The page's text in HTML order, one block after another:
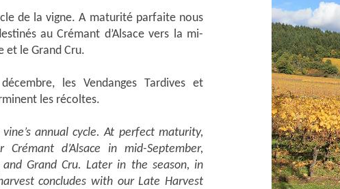
de la vigne. A maturité parfaite nous
au Crémant d’Alsace vers la mi-
et le Grand Cru.
les Vendanges Tardives et
les récoltes.
annual cycle. At perfect maturity,
d’Alsace in mid-September,
Grand Cru. Later in the season, in
concludes with our Late Harvest